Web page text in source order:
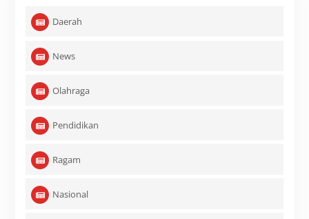
Daerah
News
Olahraga
Pendidikan
Ragam
Nasional